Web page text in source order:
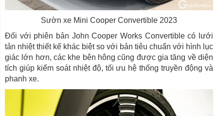
Sườn xe Mini Cooper Convertible 2023
Đối với phiên bản John Cooper Works Convertible có lưới
tản nhiệt thiết kế khác biệt so với bản tiêu chuẩn với hình lục
giác lớn hơn, các khe bên hông cũng được gia tăng về diện
tích giúp kiểm soát nhiệt độ, tối ưu hệ thống truyền động và
phanh xe.